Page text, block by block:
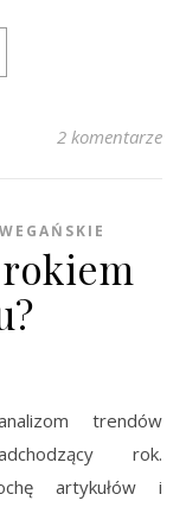
2 komentarze
rokiem
trendów
rok.
artykułów i